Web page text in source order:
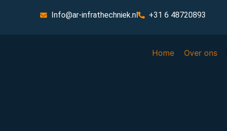
Info@ar-infrathechniek.nl +31 6 48720893
Home Over ons